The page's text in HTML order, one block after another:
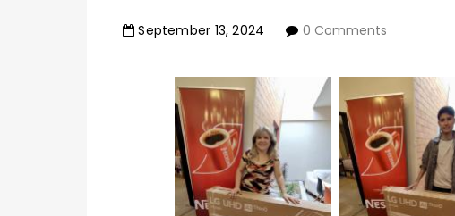
September 13,2024 0 Comments